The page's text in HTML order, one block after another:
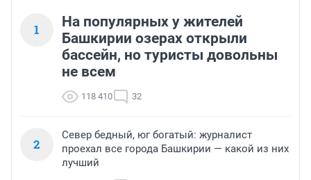
1
На популярных у жителей
Башкирии озерах открыли
бассейн, но туристы довольны
не всем
118 410 32
2
Север бедный, юг богатый: журналист
проехал все города Башкирии — какой из них
лучший